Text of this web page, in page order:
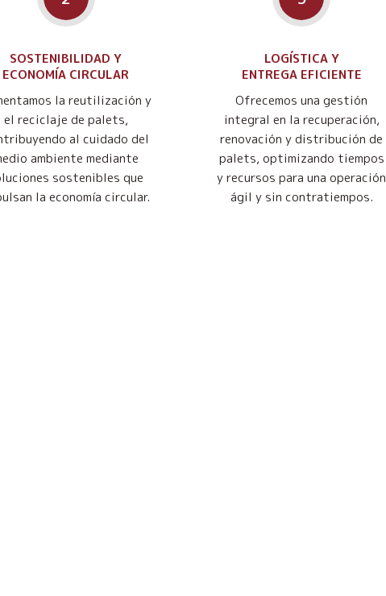
SOSTENIBILIDAD Y
ECONOMÍA CIRCULAR
la reutilización y
el reciclaje de palets,
al cuidado del
ambiente mediante
sostenibles que
la economía circular.
LOGÍSTICA Y
ENTREGA EFICIENTE
Ofrecemos una gestión
integral en la recuperación,
renovación y distribución de
palets, optimizando tiempos
y recursos para una operación
ágil y sin contratiempos.